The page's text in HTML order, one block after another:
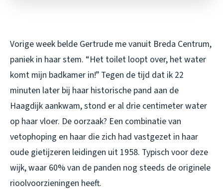
Vorige week belde Gertrude me vanuit Breda Centrum,
paniek in haar stem. “Het toilet loopt over, het water
komt mijn badkamer in!” Tegen de tijd dat ik 22
minuten later bij haar historische pand aan de
Haagdijk aankwam, stond er al drie centimeter water
op haar vloer. De oorzaak? Een combinatie van
vetophoping en haar die zich had vastgezet in haar
oude gietijzeren leidingen uit 1958. Typisch voor deze
wijk, waar 60% van de panden nog steeds de originele
rioolvoorzieningen heeft.